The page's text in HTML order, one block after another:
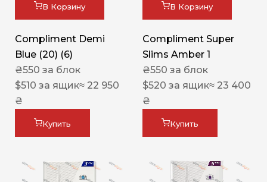
В Корзину
Compliment Demi
Blue (20) (6)
₴550 за блок
$510 за ящик≈ 22 950
₴
Купить
В Корзину
Compliment Super
Slims Amber 1
₴550 за блок
$520 за ящик≈ 23 400
₴
Купить